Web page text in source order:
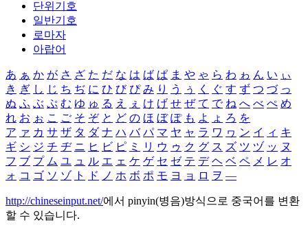
단위기호
일반기호
로마자
아랍어
あ ぁ か が さ ざ た だ な は ば ぱ ま や ゃ ら わ ゎ ん い ぃ
き ぎ し じ ち ぢ に ひ び ぴ み り う ぅ く ぐ す ず つ づ っ
ぬ ふ ぶ ぷ む ゆ ゅ る え ぇ け げ せ ぜ て で ね へ べ ぺ め
れ お ぉ こ ご そ ぞ と ど の ほ ぼ ぽ も よ ょ ろ を
ア ァ カ サ ザ タ ダ ナ ハ バ パ マ ヤ ャ ラ ワ ヮ ン イ ィ キ
ギ シ ジ チ ヂ ニ ヒ ビ ピ ミ リ ウ ゥ ク グ ス ズ ツ ヅ ッ ヌ
フ ブ プ ム ユ ュ ル エ ェ ケ ゲ セ ゼ テ デ ヘ ベ ペ メ レ オ
ォ コ ゴ ソ ゾ ト ド ノ ホ ボ ポ モ ヨ ョ ロ ヲ ―
http://chineseinput.net/에서 pinyin(병음)방식으로 중국어를 변환
할 수 있습니다.